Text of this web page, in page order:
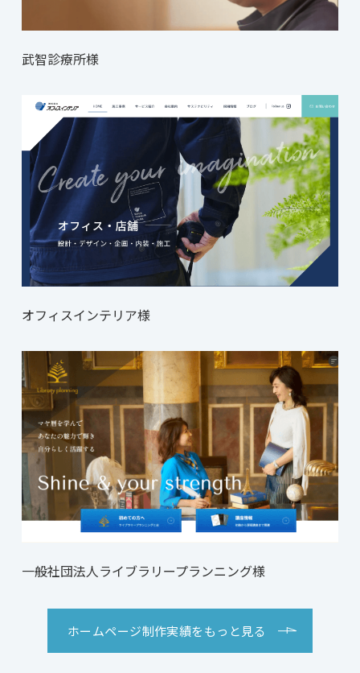
武智診療所様
オフィスインテリア様
一般社団法人ライブラリープランニング様
ホームページ制作実績をもっと見る